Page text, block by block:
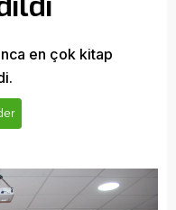
en çok kitap